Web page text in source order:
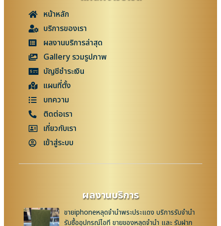
หน้าหลัก
บริการของเรา
ผลงานบริการล่าสุด
Gallery รวมรูปภาพ
บัญชีชำระเงิน
แผนที่ตั้ง
บทความ
ติดต่อเรา
เกี่ยวกับเรา
เข้าสู่ระบบ
ผลงานบริการ
ขายiphoneหลุดจำนำพระประแดง บริการรับจำนำ
รับซื้ออุปกรณ์ไอที ขายของหลุดจำนำ และ รับฝาก